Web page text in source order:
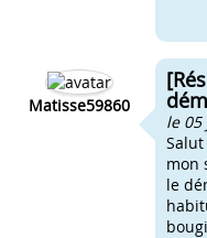
Matisse59860
le 05
mon
le